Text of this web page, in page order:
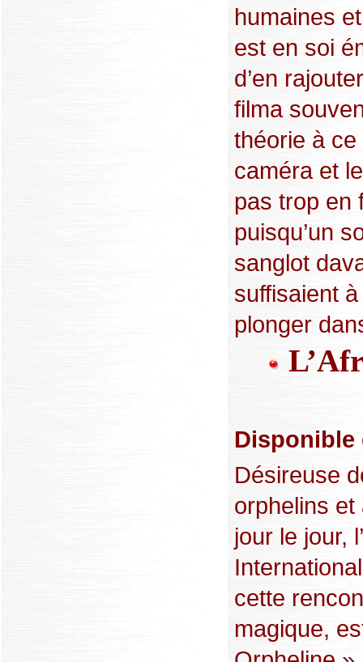
humaines
est en soi
d’en
filma
théorie à
caméra et
pas trop en
puisqu’un
sanglot
suffisaient
plonger
Disponible
Désireuse
orphelins
jour le jour,
cette
magique,